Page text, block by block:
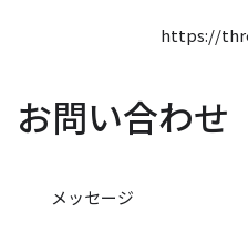
https://
お問い合わせ
メッセージ